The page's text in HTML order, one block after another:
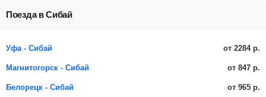
Поезда в Сибай
Уфа - Сибай от 2284 р.
Магнитогорск - Сибай от 847 р.
Белорецк - Сибай от 965 р.